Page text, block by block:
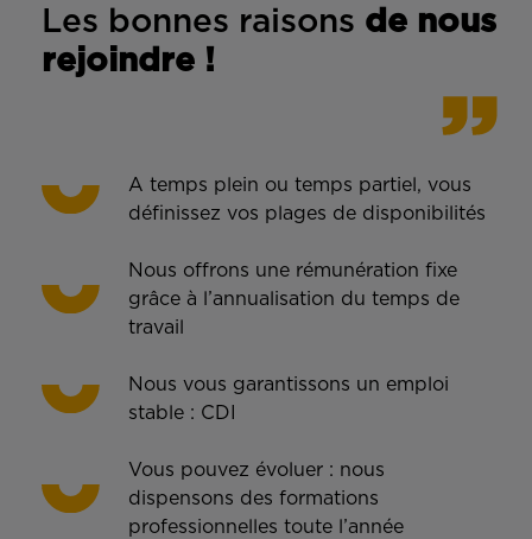
Les bonnes raisons de nous
rejoindre !
A temps plein ou temps partiel, vous
définissez vos plages de disponibilités
Nous offrons une rémunération fixe
grâce à l’annualisation du temps de
travail
Nous vous garantissons un emploi
stable : CDI
Vous pouvez évoluer : nous
dispensons des formations
professionnelles toute l’année